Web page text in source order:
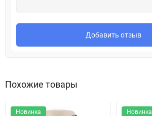
Добавить отзыв
Похожие товары
Новинка
Новинка